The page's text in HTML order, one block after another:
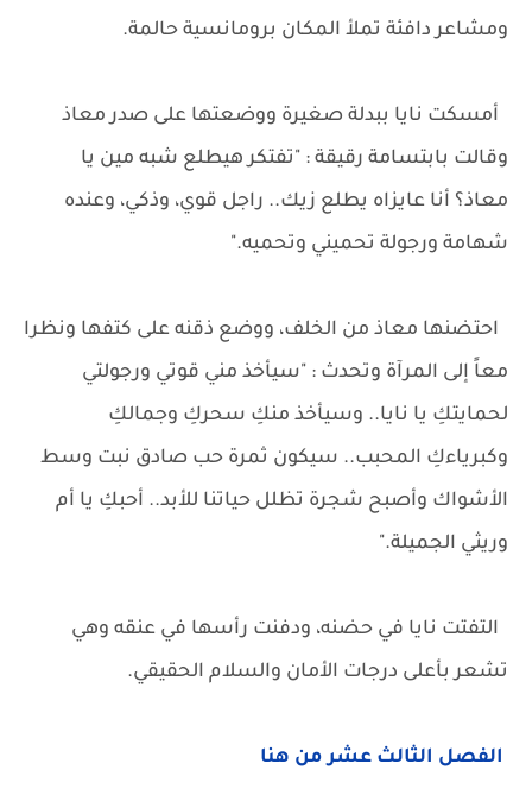
ومشاعر دافئة تملأ المكان برومانسية حالمة.
أمسكت نايا ببدلة صغيرة ووضعتها على صدر معاذ
وقالت بابتسامة رقيقة : "تفتكر هيطلع شبه مين يا
معاذ؟ أنا عايزاه يطلع زيك.. راجل قوي، وذكي، وعنده
شهامة ورجولة تحميني وتحميه."
احتضنها معاذ من الخلف، ووضع ذقنه على كتفها ونظرا
معاً إلى المرآة وتحدث : "سيأخذ مني قوتي ورجولتي
لحمايتكِ يا نايا.. وسيأخذ منكِ سحركِ وجمالكِ
وكبرياءكِ المحبب.. سيكون ثمرة حب صادق نبت وسط
الأشواك وأصبح شجرة تظلل حياتنا للأبد.. أحبكِ يا أم
وريثي الجميلة."
التفتت نايا في حضنه، ودفنت رأسها في عنقه وهي
تشعر بأعلى درجات الأمان والسلام الحقيقي.
الفصل الثالث عشر من هنا